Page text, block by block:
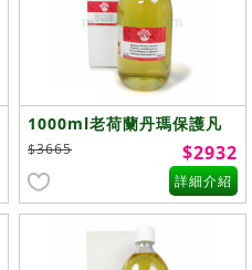
1000ml老荷蘭丹瑪保護凡
尼斯Dammar Picture
Varnish(E1110)
$3665 $2932
詳細介紹